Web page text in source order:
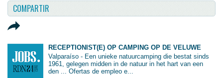
COMPARTIR
RECEPTIONIST(E) OP CAMPING OP DE VELUWE
Valparaíso - Een unieke natuurcamping die bestat sinds
1961, gelegen midden in de natuur in het hart van een
den ... Ofertas de empleo e...